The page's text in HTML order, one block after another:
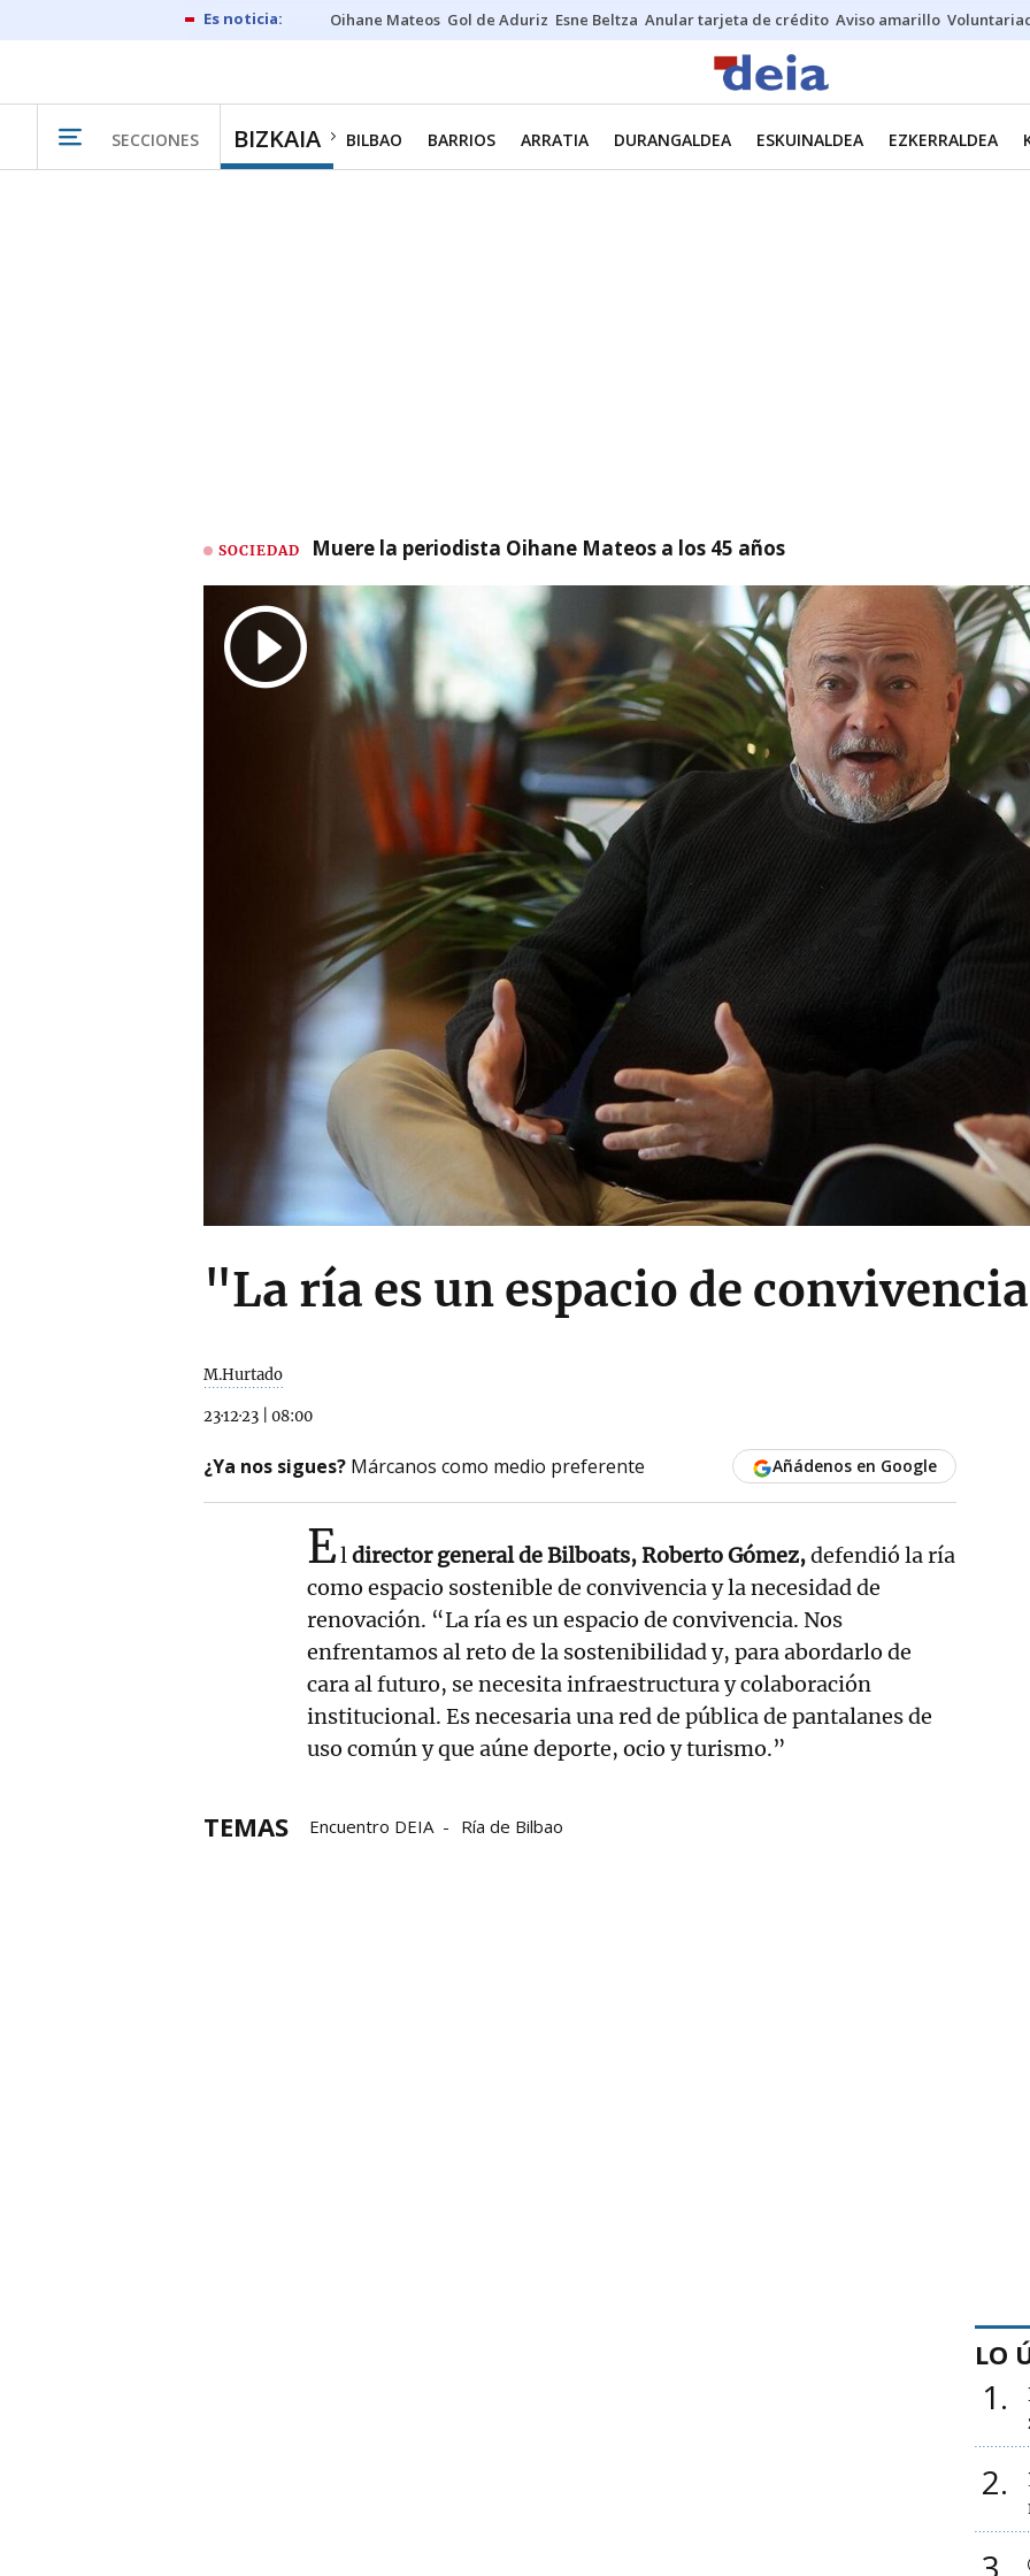
Oihane Mateos Gol de Aduriz Esne Beltza Anular tarjeta de crédito Aviso amarillo
SECCIONES BIZKAIA BILBAO BARRIOS ARRATIA DURANGALDEA ESKUINALDEA EZKERRALDEA
SOCIEDAD Muere la periodista Oihane Mateos a los 45 años
"La ría es un espacio de
M.Hurtado
23·12·23 08:00
¿Ya nos sigues? Márcanos como medio preferente Añádenos en Google
Eldirector general de Bilboats, Roberto Gómez,defendió la ría
como espacio sostenible de convivencia y la necesidad de
renovación. “La ría es un espacio de convivencia. Nos
enfrentamos al reto de la sostenibilidad y, para abordarlo de
cara al futuro, se necesita infraestructura y colaboración
institucional. Es necesaria una red de pública de pantalanes de
uso común y que aúne deporte, ocio y turismo.”
TEMAS Encuentro DEIA Ría de Bilbao
LO
1
2
3